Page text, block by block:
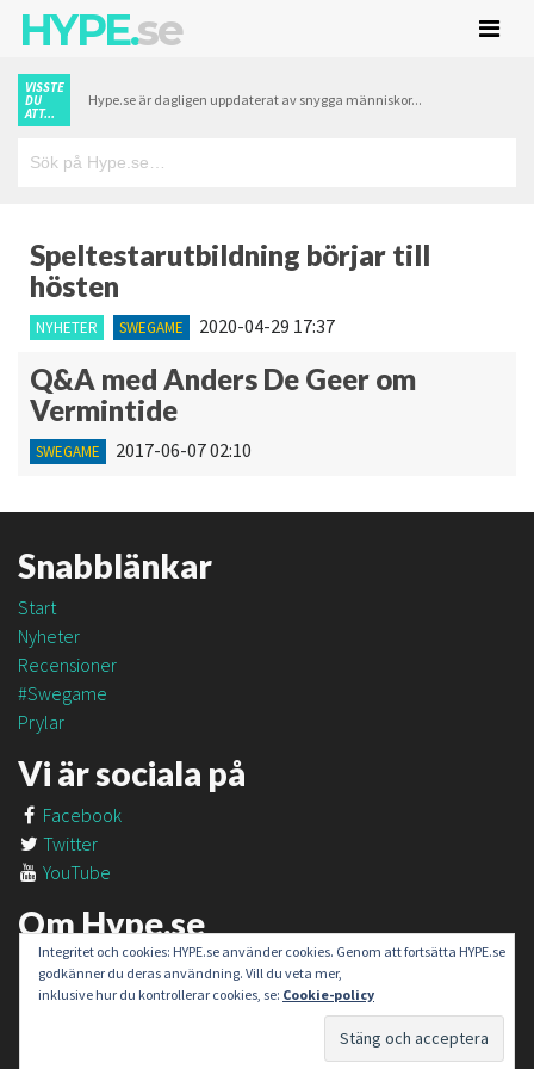
HYPE.se
VISSTE
DU
ATT...
Hype.se är dagligen uppdaterat av snygga människor...
Speltestarutbildning börjar till
hösten
NYHETER SWEGAME 2020-04-29 17:37
Q&A med Anders De Geer om
Vermintide
SWEGAME 2017-06-07 02:10
Snabblänkar
Start
Nyheter
Recensioner
#Swegame
Prylar
Vi är sociala på
Facebook
Twitter
YouTube
Om Hype.se
Om oss
Om #SweGame
Integritet och cookies: HYPE.se använder cookies. Genom att fortsätta HYPE.se
godkänner du deras användning. Vill du veta mer,
inklusive hur du kontrollerar cookies, se: Cookie-policy